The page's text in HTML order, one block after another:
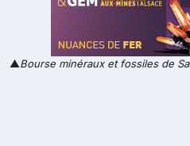
▲Bourse minéraux et fossiles de